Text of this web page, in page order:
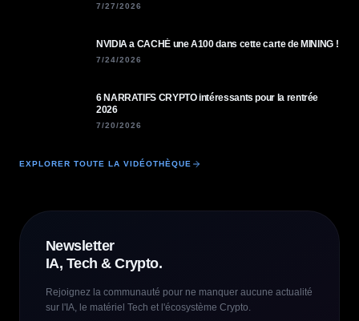
7/27/2026
NVIDIA a CACHÉ une A100 dans cette carte de MINING !
7/24/2026
6 NARRATIFS CRYPTO intéressants pour la rentrée
2026
7/20/2026
EXPLORER TOUTE LA VIDÉOTHÈQUE
Newsletter
IA, Tech & Crypto.
Rejoignez la communauté pour ne manquer aucune actualité
sur l'IA, le matériel Tech et l'écosystème Crypto.